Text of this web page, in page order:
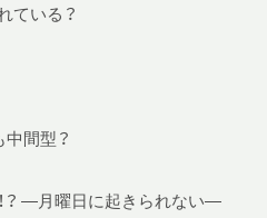
ている？
間型？
？ —月曜日に起きられない—